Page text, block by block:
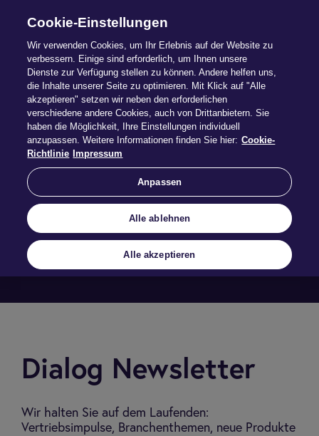
Kunden und Verträge
Mehr erfahren
Dialog Newsletter
Wir halten Sie auf dem Laufenden:
Vertriebsimpulse, Branchenthemen, neue Produkte
Cookie-Einstellungen
Wir verwenden Cookies, um Ihr Erlebnis auf der Website zu
verbessern. Einige sind erforderlich, um Ihnen unsere
Dienste zur Verfügung stellen zu können. Andere helfen uns,
die Inhalte unserer Seite zu optimieren. Mit Klick auf "Alle
akzeptieren" setzen wir neben den erforderlichen
verschiedene andere Cookies, auch von Drittanbietern. Sie
haben die Möglichkeit, Ihre Einstellungen individuell
anzupassen. Weitere Informationen finden Sie hier: Cookie-
Richtlinie Impressum
Anpassen
Alle ablehnen
Alle akzeptieren